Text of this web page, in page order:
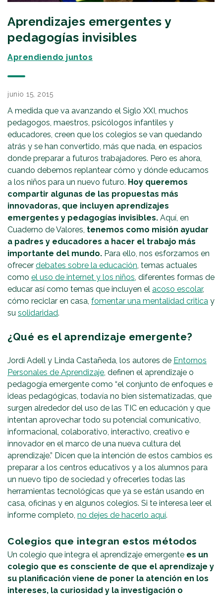
Aprendizajes emergentes y
pedagogías invisibles
Aprendiendo juntos
junio 15, 2015
A medida que va avanzando el Siglo XXI, muchos
pedagogos, maestros, psicólogos infantiles y
educadores, creen que los colegios se van quedando
atrás y se han convertido, más que nada, en espacios
donde preparar a futuros trabajadores. Pero es ahora,
cuando debemos replantear cómo y dónde educamos
a los niños para un nuevo futuro. Hoy queremos
compartir algunas de las propuestas más
innovadoras, que incluyen aprendizajes
emergentes y pedagogías invisibles. Aquí, en
Cuaderno de Valores, tenemos como misión ayudar
a padres y educadores a hacer el trabajo más
importante del mundo. Para ello, nos esforzamos en
ofrecer debates sobre la educación, temas actuales
como el uso de internet y los niños, diferentes formas de
educar así como temas que incluyen el acoso escolar,
cómo reciclar en casa, fomentar una mentalidad critica y
su solidaridad.
¿Qué es el aprendizaje emergente?
Jordi Adell y Linda Castañeda, los autores de Entornos
Personales de Aprendizaje, definen el aprendizaje o
pedagogía emergente como “el conjunto de enfoques e
ideas pedagógicas, todavía no bien sistematizadas, que
surgen alrededor del uso de las TIC en educación y que
intentan aprovechar todo su potencial comunicativo,
informacional, colaborativo, interactivo, creativo e
innovador en el marco de una nueva cultura del
aprendizaje.” Dicen que la intención de estos cambios es
preparar a los centros educativos y a los alumnos para
un nuevo tipo de sociedad y ofrecerles todas las
herramientas tecnológicas que ya se están usando en
casa, oficinas y en algunos colegios. Si te interesa leer el
informe completo, no dejes de hacerlo aquí.
Colegios que integran estos métodos
Un colegio que integra el aprendizaje emergente es un
colegio que es consciente de que el aprendizaje y
su planificación viene de poner la atención en los
intereses, la curiosidad y la investigación o